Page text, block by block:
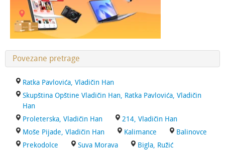
Povezane pretrage
Ratka Pavlovića, Vladičin Han
Skupština Opštine Vladičin Han, Ratka Pavlovića, Vladičin
Han
Proleterska, Vladičin Han
214, Vladičin Han
Moše Pijade, Vladičin Han
Kalimance
Balinovce
Prekodolce
Suva Morava
Bigla, Ružić